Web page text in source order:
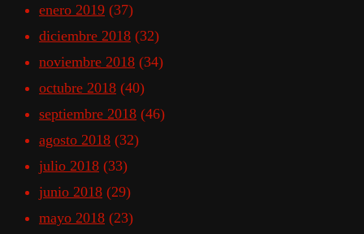
enero 2019 (37)
diciembre 2018 (32)
noviembre 2018 (34)
octubre 2018 (40)
septiembre 2018 (46)
agosto 2018 (32)
julio 2018 (33)
junio 2018 (29)
mayo 2018 (23)